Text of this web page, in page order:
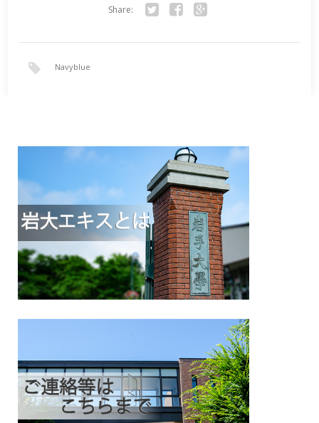
Share:
Navyblue